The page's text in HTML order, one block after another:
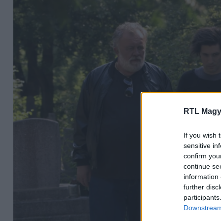
RTL
If you wish
sensitive
confirm
continue
information
further